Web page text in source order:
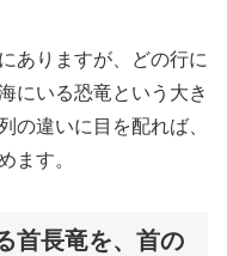
ありますが、どの行に
にいる恐竜という大き
の違いに目を配れば、
ます。
首長竜を、首の